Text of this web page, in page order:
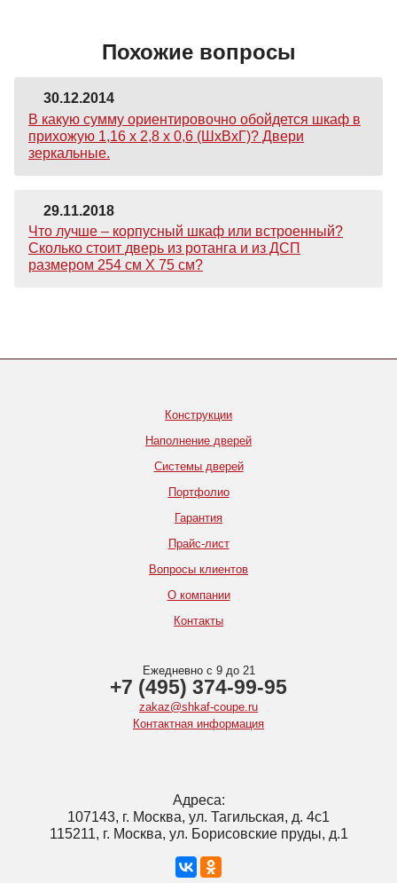
Похожие вопросы
30.12.2014
В какую сумму ориентировочно обойдется шкаф в
прихожую 1,16 х 2,8 х 0,6 (ШхВхГ)? Двери
зеркальные.
29.11.2018
Что лучше – корпусный шкаф или встроенный?
Сколько стоит дверь из ротанга и из ДСП
размером 254 см Х 75 см?
Конструкции
Наполнение дверей
Системы дверей
Портфолио
Гарантия
Прайс-лист
Вопросы клиентов
О компании
Контакты
Ежедневно с 9 до 21
+7 (495) 374-99-95
zakaz@shkaf-coupe.ru
Контактная информация
Адреса:
107143, г. Москва, ул. Тагильская, д. 4с1
115211, г. Москва, ул. Борисовские пруды, д.1